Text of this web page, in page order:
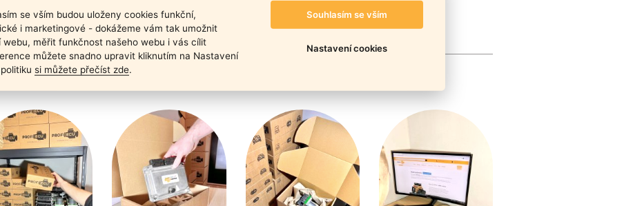
se vším budou uloženy cookies funkční,
i marketingové - dokážeme vám tak umožnit
webu, měřit funkčnost našeho webu i vás cílit
můžete snadno upravit kliknutím na Nastavení
si můžete přečíst zde.
Souhlasím se vším
Nastavení cookies